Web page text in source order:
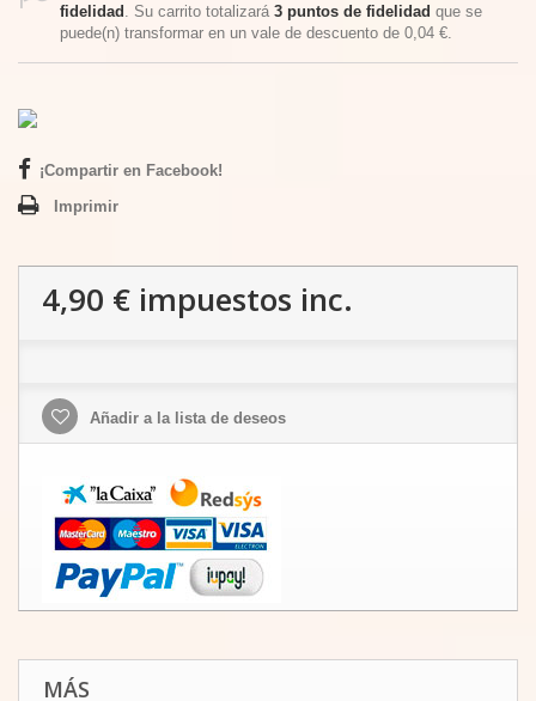
fidelidad . Su carrito totalizará 3 puntos de fidelidad que se
puede(n) transformar en un vale de descuento de 0,04 €.
¡Compartir en Facebook!
Imprimir
4,90 € impuestos inc.
Añadir a la lista de deseos
MÁS